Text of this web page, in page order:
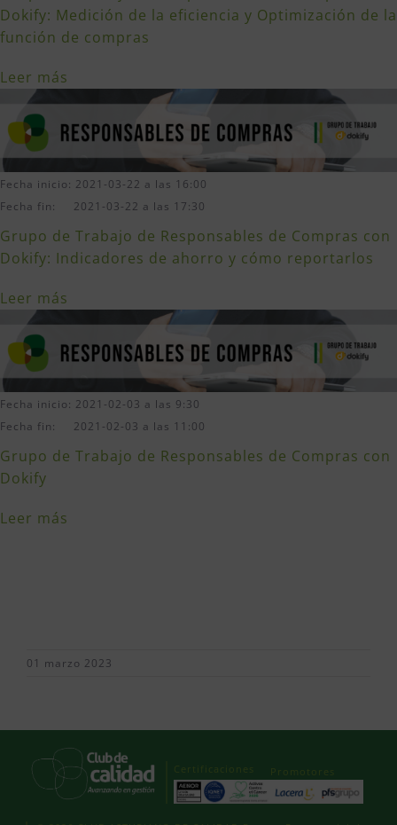
Dokify: Medición de la eficiencia y Optimización de la
función de compras
Leer más
Fecha inicio: 2021-03-22 a las 16:00
Fecha fin: 2021-03-22 a las 17:30
Grupo de Trabajo de Responsables de Compras con
Dokify: Indicadores de ahorro y cómo reportarlos
Leer más
Fecha inicio: 2021-02-03 a las 9:30
Fecha fin: 2021-02-03 a las 11:00
Grupo de Trabajo de Responsables de Compras con
Dokify
Leer más
01 marzo 2023
Certificaciones Promotores